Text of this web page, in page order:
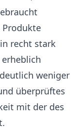
Produkte
recht stark
weniger
überprüftes
mit der des